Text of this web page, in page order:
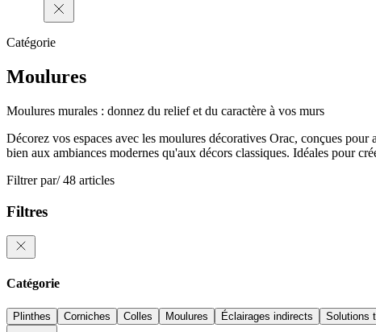
Catégorie
Moulures
Moulures murales : donnez du relief et du caractère à vos murs
Décorez vos espaces avec les moulures décoratives Orac, conçues
bien aux ambiances modernes qu'aux décors classiques. Idéales pour
Filtrer par/ 48 articles
Filtres
Catégorie
Plinthes Corniches Colles Moulures Éclairages indirects Solutions